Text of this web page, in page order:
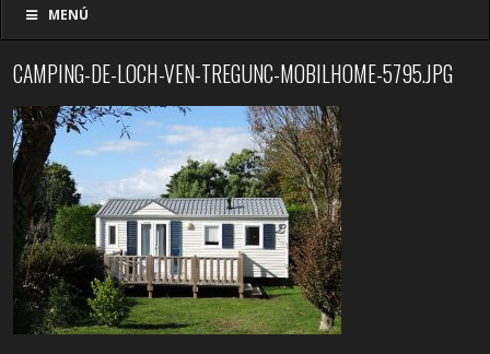
MENÚ
CAMPING-DE-LOCH-VEN-TREGUNC-MOBILHOME-5795.JPG